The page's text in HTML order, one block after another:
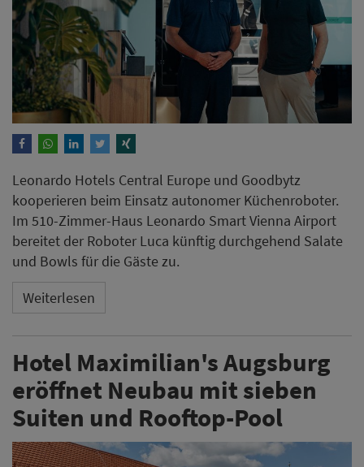
Leonardo Hotels Central Europe und Goodbytz
kooperieren beim Einsatz autonomer Küchenroboter.
Im 510-Zimmer-Haus Leonardo Smart Vienna Airport
bereitet der Roboter Luca künftig durchgehend Salate
und Bowls für die Gäste zu.
Weiterlesen
Hotel Maximilian's Augsburg
eröffnet Neubau mit sieben
Suiten und Rooftop-Pool